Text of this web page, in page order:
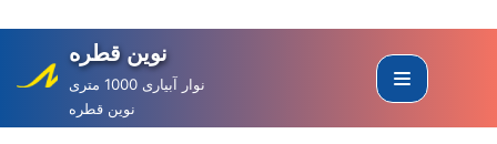
to
content
نوین قطره
نوار آبیاری 1000 متری
نوین قطره